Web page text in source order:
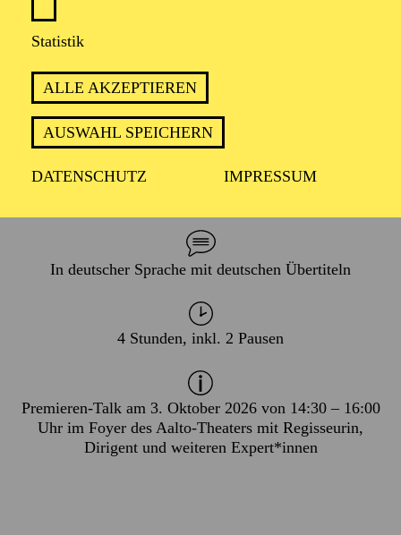
Statistik
ALLE AKZEPTIEREN
AUSWAHL SPEICHERN
DATENSCHUTZ IMPRESSUM
EINE GESCHICHTE ÜBER HOFFNUNG
ZUR ÜBERBORDENDEN MUSIK VON
ERICH WOLFGANG KORNGOLD
PREMIERE
In deutscher Sprache mit deutschen Übertiteln
4 Stunden, inkl. 2 Pausen
Premieren-Talk am 3. Oktober 2026 von 14:30 – 16:00
Uhr im Foyer des Aalto-Theaters mit Regisseurin,
Dirigent und weiteren Expert*innen